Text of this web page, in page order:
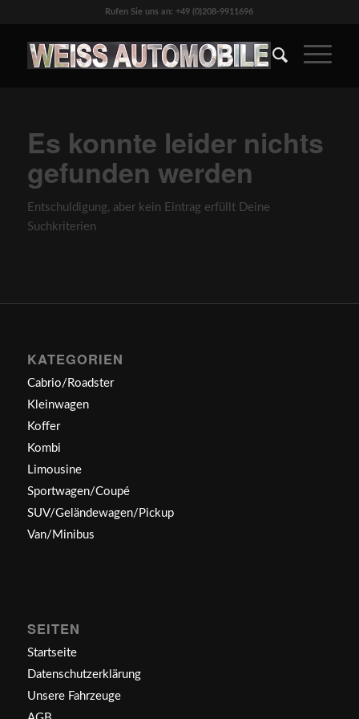
Rufen Sie uns an: +49 (0)208-9911696
Es konnte leider nichts
gefunden werden
Entschuldigung, aber kein Eintrag erfüllt Deine
Suchkriterien
KATEGORIEN
Cabrio/Roadster
Kleinwagen
Koffer
Kombi
Limousine
Sportwagen/Coupé
SUV/Geländewagen/Pickup
Van/Minibus
SEITEN
Startseite
Datenschutzerklärung
Unsere Fahrzeuge